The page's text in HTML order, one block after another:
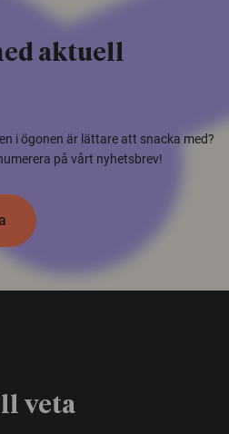
aktuell
i ögonen är lättare att snacka med?
på vårt nyhetsbrev!
veta